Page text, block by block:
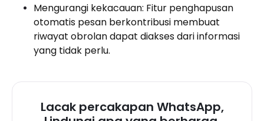
Mengurangi kekacauan: Fitur penghapusan
otomatis pesan berkontribusi membuat
riwayat obrolan dapat diakses dari informasi
yang tidak perlu.
Lacak percakapan WhatsApp,